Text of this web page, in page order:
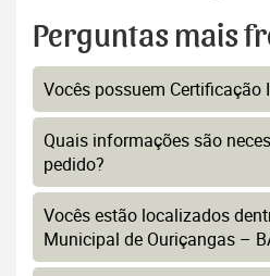
Perguntas mais
Vocês possuem Certificação
Quais informações são
pedido?
Vocês estão localizados
Municipal de Ouriçangas –